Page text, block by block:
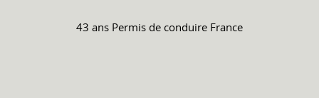
43 ans Permis de conduire France